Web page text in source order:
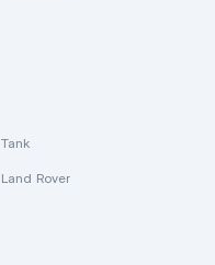
Tank
Land Rover